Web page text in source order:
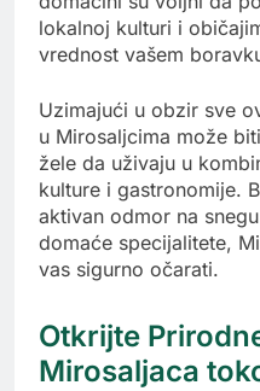
lokalnoj kulturi i
vrednost vašem
Uzimajući u obzir sve
u Mirosaljcima može
žele da uživaju u
kulture i gastronomije.
aktivan odmor na
domaće specijalitete,
vas sigurno očarati.
Otkrijte
Mirosaljaca